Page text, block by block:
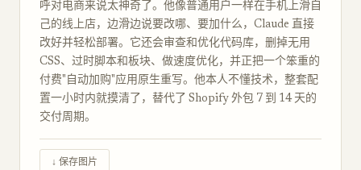
呼对电商来说太神奇了。他像普通用户一样在手机上滑自
己的线上店，边滑边说要改哪、要加什么，Claude 直接
改好并轻松部署。它还会审查和优化代码库，删掉无用
CSS、过时脚本和板块、做速度优化，并正把一个笨重的
付费"自动加购"应用原生重写。他本人不懂技术，整套配
置一小时内就摸清了，替代了 Shopify 外包 7 到 14 天的
交付周期。
↓ 保存图片